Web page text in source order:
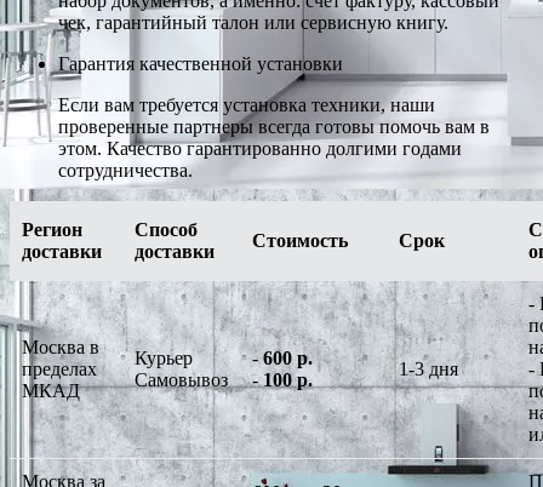
чек, гарантийный талон или сервисную книгу.
Гарантия качественной установки
Если вам требуется установка техники, наши
проверенные партнеры всегда готовы помочь вам в
этом. Качество гарантированно долгими годами
сотрудничества.
Регион
доставки
Способ
доставки
Стоимость Срок
Москва в
пределах
МКАД
Курьер
Самовывоз
- 600 р.
-100 р.
1-3 дня
-
-
Москва за